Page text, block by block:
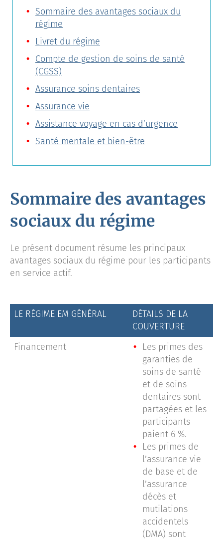
Sommaire des avantages sociaux du
régime
Livret du régime
Compte de gestion de soins de santé
(CGSS)
Assurance soins dentaires
Assurance vie
Assistance voyage en cas d’urgence
Santé mentale et bien-être
Sommaire des avantages
sociaux du régime
Le présent document résume les principaux
avantages sociaux du régime pour les participants
en service actif.
LE RÉGIME EM GÉNÉRAL
DÉTAILS DE LA
COUVERTURE
Financement
Les primes des
garanties de
soins de santé
et de soins
dentaires sont
partagées et les
participants
paient 6 %.
Les primes de
l’assurance vie
de base et de
l’assurance
décès et
mutilations
accidentels
(DMA) sont